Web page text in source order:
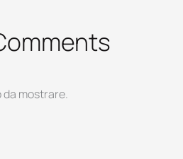
da mostrare.